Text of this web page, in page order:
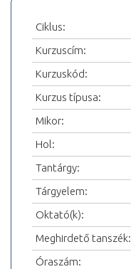
Ciklus:
Kurzuscím:
Kurzuskód:
Kurzus típusa:
Mikor:
Hol:
Tantárgy:
Tárgyelem:
Oktató(k):
Meghirdető tanszék:
Óraszám: